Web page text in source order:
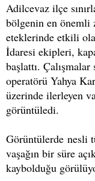
Adilcevaz ilçe
bölgenin en önemli
eteklerinde etkili
İdaresi ekipleri,
başlattı.
operatörü Yahya
üzerinde ilerleyen
görüntüledi.
Görüntülerde nesli
vaşağın bir süre
kaybolduğu